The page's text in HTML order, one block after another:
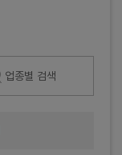
업종별 검색